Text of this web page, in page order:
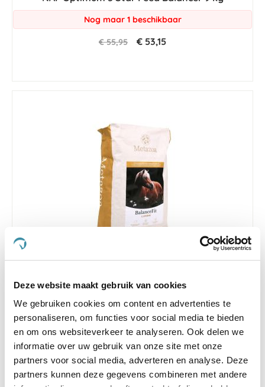
Deze website maakt gebruik van cookies
We gebruiken cookies om content en advertenties te
personaliseren, om functies voor social media te bieden
en om ons websiteverkeer te analyseren. Ook delen we
informatie over uw gebruik van onze site met onze
partners voor social media, adverteren en analyse. Deze
partners kunnen deze gegevens combineren met andere
Nog maar 1 beschikbaar
€ 55,95 € 53,15
5.0
rating
2 Beoordelingen
Metazoa BalanceFit Luzerne (voorheen Fitright
Nog maar 1 beschikbaar
€ 29,95